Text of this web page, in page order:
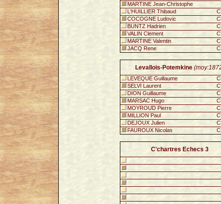
MARTINE Jean-Christophe
L'HUILLIER Thibaud
COCOGNE Ludovic
BUNTZ Hadrien
VALIN Clement
MARTINE Valentin
JACQ Rene
Levallois-Potemkine
LEVEQUE Guillaume
SELVI Laurent
DION Guillaume
MARSAC Hugo
MOYROUD Pierre
MILLION Paul
DEJOUX Julien
FAUROUX Nicolas
C'chartres Echecs 3